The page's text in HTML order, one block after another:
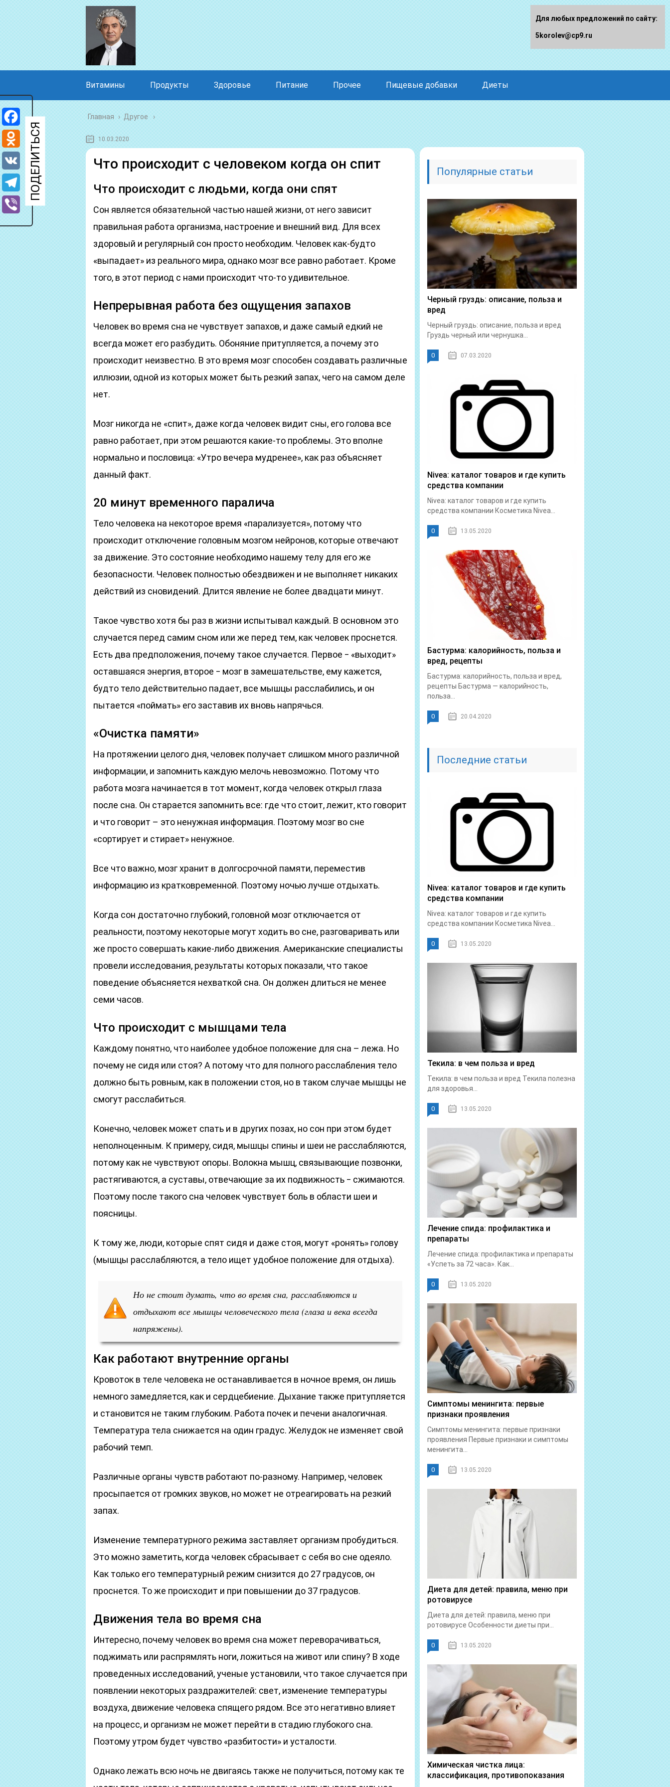
Витамины Продукты Здоровье Питание Прочее Пищевые добавки Диеты
Главная › Другое
10.03.2020
Что происходит с человеком когда он спит
Что происходит с людьми, когда они спят
Сон является обязательной частью нашей жизни, от него зависит
правильная работа организма, настроение и внешний вид. Для всех
здоровый и регулярный сон просто необходим. Человек как-будто
«выпадает» из реального мира, однако мозг все равно работает. Кроме
того, в этот период с нами происходит что-то удивительное.
Непрерывная работа без ощущения запахов
Человек во время сна не чувствует запахов, и даже самый едкий не
всегда может его разбудить. Обоняние притупляется, а почему это
происходит неизвестно. В это время мозг способен создавать различные
иллюзии, одной из которых может быть резкий запах, чего на самом деле
нет.
Мозг никогда не «спит», даже когда человек видит сны, его голова все
равно работает, при этом решаются какие-то проблемы. Это вполне
нормально и пословица: «Утро вечера мудренее», как раз объясняет
данный факт.
20 минут временного паралича
Тело человека на некоторое время «парализуется», потому что
происходит отключение головным мозгом нейронов, которые отвечают
за движение. Это состояние необходимо нашему телу для его же
безопасности. Человек полностью обездвижен и не выполняет никаких
действий из сновидений. Длится явление не более двадцати минут.
Такое чувство хотя бы раз в жизни испытывал каждый. В основном это
случается перед самим сном или же перед тем, как человек проснется.
Есть два предположения, почему такое случается. Первое ‒ «выходит»
оставшаяся энергия, второе ‒ мозг в замешательстве, ему кажется,
будто тело действительно падает, все мышцы расслабились, и он
пытается «поймать» его заставив их вновь напрячься.
«Очистка памяти»
На протяжении целого дня, человек получает слишком много различной
информации, и запомнить каждую мелочь невозможно. Потому что
работа мозга начинается в тот момент, когда человек открыл глаза
после сна. Он старается запомнить все: где что стоит, лежит, кто говорит
и что говорит – это ненужная информация. Поэтому мозг во сне
«сортирует и стирает» ненужное.
Все что важно, мозг хранит в долгосрочной памяти, переместив
информацию из кратковременной. Поэтому ночью лучше отдыхать.
Когда сон достаточно глубокий, головной мозг отключается от
реальности, поэтому некоторые могут ходить во сне, разговаривать или
же просто совершать какие-либо движения. Американские специалисты
провели исследования, результаты которых показали, что такое
поведение объясняется нехваткой сна. Он должен длиться не менее
семи часов.
Что происходит с мышцами тела
Каждому понятно, что наиболее удобное положение для сна – лежа. Но
почему не сидя или стоя? А потому что для полного расслабления тело
должно быть ровным, как в положении стоя, но в таком случае мышцы не
смогут расслабиться.
Конечно, человек может спать и в других позах, но сон при этом будет
неполноценным. К примеру, сидя, мышцы спины и шеи не расслабляются,
потому как не чувствуют опоры. Волокна мышц, связывающие позвонки,
растягиваются, а суставы, отвечающие за их подвижность ‒ сжимаются.
Поэтому после такого сна человек чувствует боль в области шеи и
поясницы.
К тому же, люди, которые спят сидя и даже стоя, могут «ронять» голову
(мышцы расслабляются, а тело ищет удобное положение для отдыха).
Но не стоит думать, что во время сна, расслабляются и
отдыхают все мышцы человеческого тела (глаза и века всегда
напряжены).
Как работают внутренние органы
Кровоток в теле человека не останавливается в ночное время, он лишь
немного замедляется, как и сердцебиение. Дыхание также притупляется
и становится не таким глубоким. Работа почек и печени аналогичная.
Температура тела снижается на один градус. Желудок не изменяет свой
рабочий темп.
Различные органы чувств работают по-разному. Например, человек
просыпается от громких звуков, но может не отреагировать на резкий
запах.
Изменение температурного режима заставляет организм пробудиться.
Это можно заметить, когда человек сбрасывает с себя во сне одеяло.
Как только его температурный режим снизится до 27 градусов, он
проснется. То же происходит и при повышении до 37 градусов.
Движения тела во время сна
Интересно, почему человек во время сна может переворачиваться,
поджимать или распрямлять ноги, ложиться на живот или спину? В ходе
проведенных исследований, ученые установили, что такое случается при
появлении некоторых раздражителей: свет, изменение температуры
воздуха, движение человека спящего рядом. Все это негативно влияет
на процесс, и организм не может перейти в стадию глубокого сна.
Поэтому утром будет чувство «разбитости» и усталости.
Однако лежать всю ночь не двигаясь также не получиться, потому как те
Популярные статьи
Черный груздь: описание, польза и
вред
Черный груздь: описание, польза и вред
Груздь черный или чернушка...
0 07.03.2020
Nivea: каталог товаров и где купить
средства компании
Nivea: каталог товаров и где купить
средства компании Косметика Nivea...
0 13.05.2020
Бастурма: калорийность, польза и
вред, рецепты
Бастурма: калорийность, польза и вред,
рецепты Бастурма — калорийность,
польза...
0 20.04.2020
Последние статьи
Nivea: каталог товаров и где купить
средства компании
Nivea: каталог товаров и где купить
средства компании Косметика Nivea...
0 13.05.2020
Текила: в чем польза и вред
Текила: в чем польза и вред Текила полезна
для здоровья...
0 13.05.2020
Лечение спида: профилактика и
препараты
Лечение спида: профилактика и препараты
«Успеть за 72 часа». Как...
0 13.05.2020
Симптомы менингита: первые
признаки проявления
Симптомы менингита: первые признаки
проявления Первые признаки и симптомы
менингита...
0 13.05.2020
Диета для детей: правила, меню при
ротовирусе
Диета для детей: правила, меню при
ротовирусе Особенности диеты при...
0 13.05.2020
Химическая чистка лица:
классификация, противопоказания
Facebook
Odnoklassniki
VK
Telegram
Viber
Для любых предложений по сайту:
5korolev@cp9.ru